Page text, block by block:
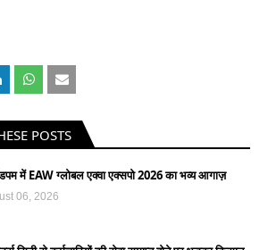
POSTS
में EAW ग्लोबल एक्वा एक्सपो 2026 का भव्य आगाज़
06, 2026